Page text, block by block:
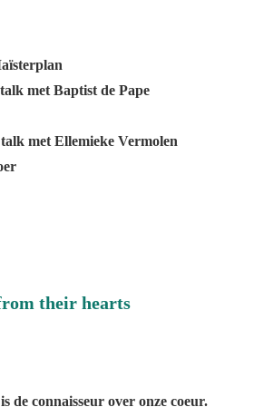
met Baptist de Pape
met Ellemieke Vermolen
their hearts
is de connaisseur over onze coeur.